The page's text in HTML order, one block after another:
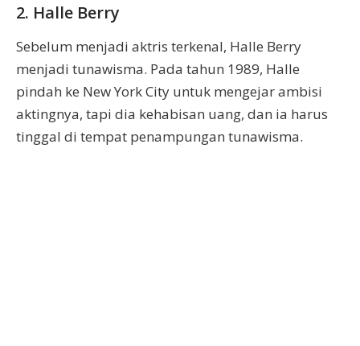
2. Halle Berry
Sebelum menjadi aktris terkenal, Halle Berry
menjadi tunawisma. Pada tahun 1989, Halle
pindah ke New York City untuk mengejar ambisi
aktingnya, tapi dia kehabisan uang, dan ia harus
tinggal di tempat penampungan tunawisma.